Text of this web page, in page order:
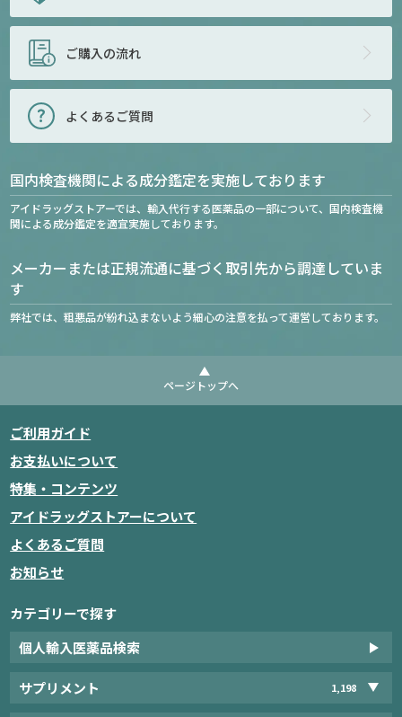
ご購入の流れ
よくあるご質問
国内検査機関による成分鑑定を実施しております
アイドラッグストアーでは、輸入代行する医薬品の一部について、国内検査機
関による成分鑑定を適宜実施しております。
メーカーまたは正規流通に基づく取引先から調達していま
す
弊社では、粗悪品が紛れ込まないよう細心の注意を払って運営しております。
ページトップへ
ご利用ガイド
お支払いについて
特集・コンテンツ
アイドラッグストアーについて
よくあるご質問
お知らせ
カテゴリーで探す
個人輸入医薬品検索
サプリメント 1,198